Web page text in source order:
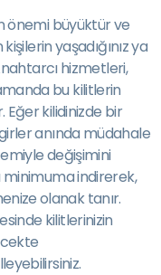
önemi büyüktür ve
yaşadığınız ya
hizmetleri,
bu kilitlerin
Eğer kilidinizde bir
anında müdahale
değişimini
minimuma indirerek,
olanak tanır.
kilitlerinizin